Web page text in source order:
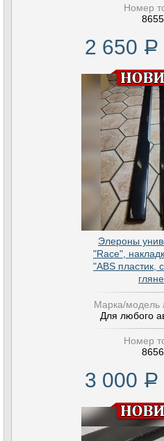
Номер
2 650 Р
Элероны
"Race",
"ABS пластик,
Марка/модель
Для любого
Номер
3 000 Р